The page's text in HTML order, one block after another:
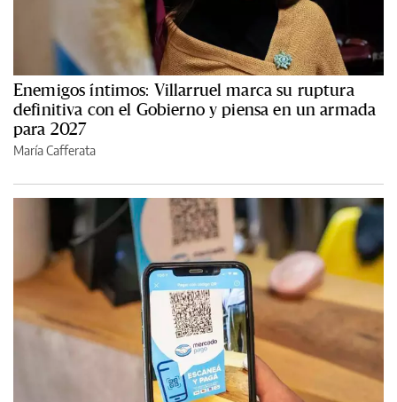
Enemigos íntimos: Villarruel marca su ruptura
definitiva con el Gobierno y piensa en un armada
para 2027
María Cafferata